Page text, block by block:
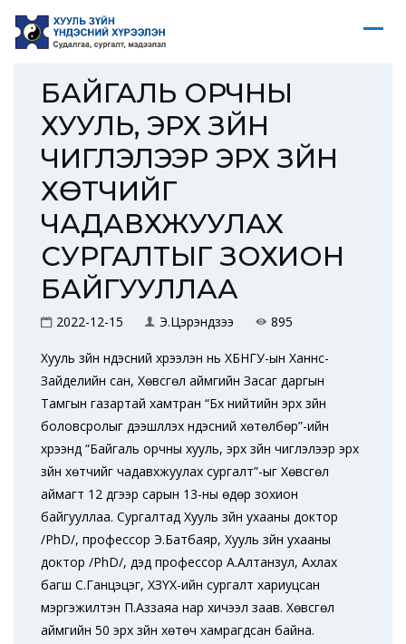
БАЙГАЛЬ ОРЧНЫ
ХУУЛЬ, ЭРХ ЗҮЙН
ЧИГЛЭЛЭЭР ЭРХ ЗҮЙН
ХӨТЧИЙГ
ЧАДАВХЖУУЛАХ
СУРГАЛТЫГ ЗОХИОН
БАЙГУУЛЛАА
2022-12-15 Э.Цэрэндүзээ 895
Хууль зүйн үндэсний хүрээлэн нь ХБНГУ-ын Ханнс-
Зайделийн сан, Хөвсгөл аймгийн Засаг даргын
Тамгын газартай хамтран “Бүх нийтийн эрх зүйн
боловсролыг дээшлүүлэх үндэсний хөтөлбөр”-ийн
хүрээнд “Байгаль орчны хууль, эрх зүйн чиглэлээр эрх
зүйн хөтчийг чадавхжуулах сургалт”-ыг Хөвсгөл
аймагт 12 дүгээр сарын 13-ны өдөр зохион
байгууллаа. Сургалтад Хууль зүйн ухааны доктор
/PhD/, профессор Э.Батбаяр, Хууль зүйн ухааны
доктор /PhD/, дэд профессор А.Алтанзул, Ахлах
багш С.Ганцэцэг, ХЗҮХ-ийн сургалт хариуцсан
мэргэжилтэн П.Аззаяа нар хичээл заав. Хөвсгөл
аймгийн 50 эрх зүйн хөтөч хамрагдсан байна.